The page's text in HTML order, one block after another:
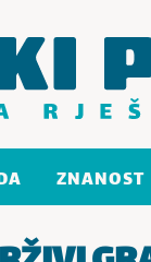
ZNANOST